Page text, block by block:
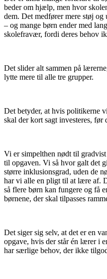
beder om hjælp, men hvor
dem. Det medfører mere støj og
– og mange børn ender med
skolefravær, fordi deres behov
Det slider alt sammen på
lytte mere til alle tre grupper.
Det betyder, at hvis politikerne
skal der kort sagt investeres, før
Vi er simpelthen nødt til
til opgaven. Vi så hvor galt det
større inklusionsgrad, uden de
har vi alle en pligt til at lære af.
så flere børn kan fungere og få
børnene, der skal tilpasses
Det siger sig selv, at det er en
opgave, hvis der står én lærer i
har særlige behov, der ikke